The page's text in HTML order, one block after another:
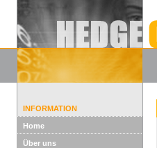
INFORMATION
Home
Über uns